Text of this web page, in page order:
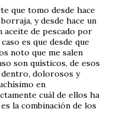
que tomo desde hace
y desde hace un
aceite de pescado por
es que desde que
noto que me salen
son quísticos, de esos
dolorosos y
en
cuál de ellos ha
la combinación de los